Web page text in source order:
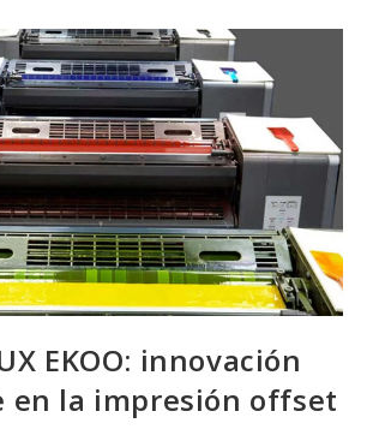
EKOO: innovación
en la impresión offset